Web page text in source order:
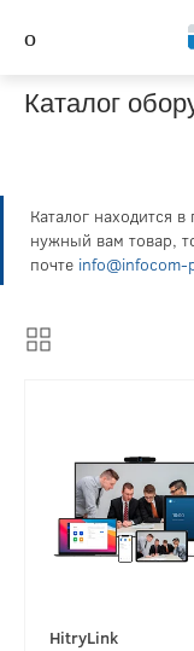
Каталог
Каталог находится
нужный вам товар,
почте info@infocom-
HitryLink